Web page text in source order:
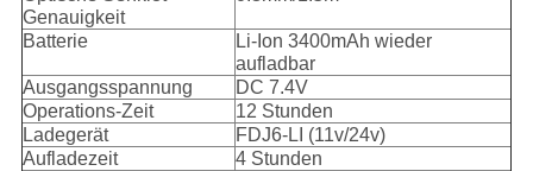
Genauigkeit
Batterie
Li-Ion 3400mAh wieder
aufladbar
Ausgangsspannung
DC 7.4V
Operations-Zeit
12 Stunden
Ladegerät
FDJ6-LI (11v/24v)
Aufladezeit
4 Stunden